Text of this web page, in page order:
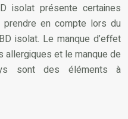
isolat présente certaines
en compte lors du
isolat. Le manque d’effet
allergiques et le manque de
sont des éléments à